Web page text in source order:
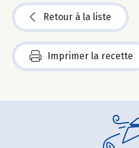
Retour à la liste
Imprimer la recette